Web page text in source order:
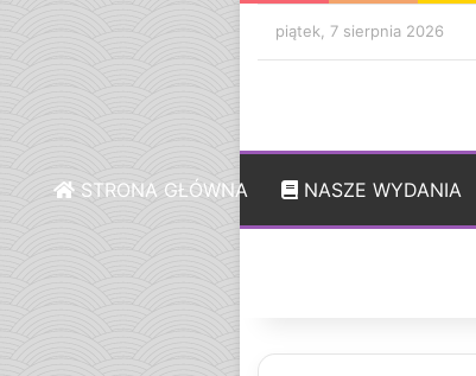
piątek, 7 sierpnia 2026
STRONA GŁÓWNA NASZE WYDANIA